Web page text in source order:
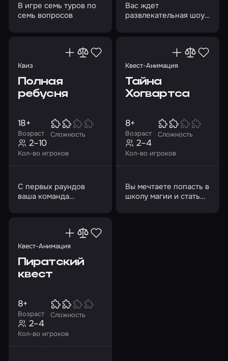
В игре семь туров по
семь вопросов
Вас ждет
развлекательная шоу-
Квиз
Полная
ребусня
Возраст
18+
Сложность
Кол-во игроков
2–10
С первых раундов
ваша команда
Квест-Анимация
Тайна
Хогвартса
Возраст
8+
Сложность
Кол-во игроков
2–4
Вы мечтаете попасть в
школу магии и стать
Квест-Анимация
Пиратский
квест
Возраст
8+
Сложность
Кол-во игроков
2–4